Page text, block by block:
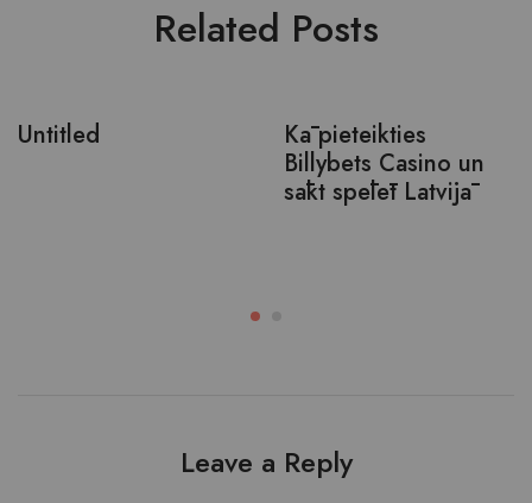
Related Posts
Untitled
Kā pieteikties
Billybets Casino un
sākt spēlēt Latvijā
Leave a Reply